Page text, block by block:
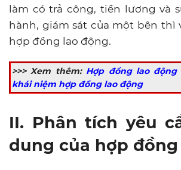
làm có trả công, tiền lương và
hành, giám sát của một bên thì
hợp đồng lao động.
>>> Xem thêm: Hợp đồng lao
khái niệm hợp đồng lao động
II. Phân tích yêu
dung của hợp